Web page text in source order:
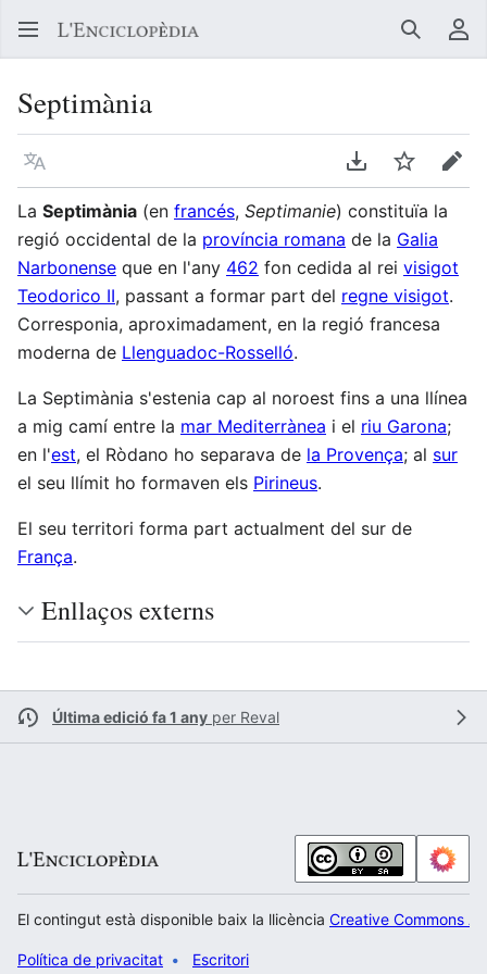
Buscar
Septimània
Llegir en un atre idioma Descarregar en
Vigilar
La Septimània (en francés, Septimanie) constituïa la
regió occidental de la província romana de la Galia
Narbonense que en l'any 462 fon cedida al rei visigot
Teodorico II, passant a formar part del regne visigot.
Corresponia, aproximadament, en la regió francesa
moderna de Llenguadoc-Rosselló.
La Septimània s'estenia cap al noroest fins a una llínea
a mig camí entre la mar Mediterrànea i el riu Garona;
en l'est, el Ròdano ho separava de la Provença; al sur
el seu llímit ho formaven els Pirineus.
El seu territori forma part actualment del sur de
França.
Enllaços externs
Última edició fa 1 any per Reval
El contingut està disponible baix la llicència Creative Commons
Política de privacitat Escritori